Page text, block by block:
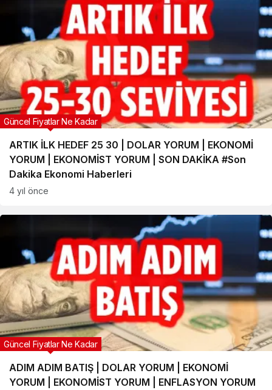
ARTIK İLK HEDEF 25 30 | DOLAR YORUM | EKONOMİ
YORUM | EKONOMİST YORUM | SON DAKİKA #Son
Dakika Ekonomi Haberleri
Güncel Fiyatlar Ne Kadar
4 yıl önce
ADIM ADIM BATIŞ | DOLAR YORUM | EKONOMİ
YORUM | EKONOMİST YORUM | ENFLASYON YORUM
Güncel Fiyatlar Ne Kadar